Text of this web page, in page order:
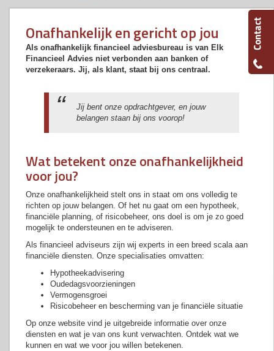
Onafhankelijk en gericht op jou
Als onafhankelijk financieel adviesbureau is van Elk
Financieel Advies niet verbonden aan banken of
verzekeraars. Jij, als klant, staat bij ons centraal.
Jij bent onze opdrachtgever, en jouw
belangen staan bij ons voorop!
Wat betekent onze onafhankelijkheid
voor jou?
Onze onafhankelijkheid stelt ons in staat om ons volledig te
richten op jouw belangen. Of het nu gaat om een hypotheek,
financiële planning, of risicobeheer, ons doel is om je zo goed
mogelijk te ondersteunen en te adviseren.
Als financieel adviseurs zijn wij experts in een breed scala aan
financiële diensten. Onze specialisaties omvatten:
Hypotheekadvisering
Oudedagsvoorzieningen
Vermogensgroei
Risicobeheer en bescherming van je financiële situatie
Op onze website vind je uitgebreide informatie over onze
diensten en wat je van ons kunt verwachten. Ontdek wat we
kunnen en wat we voor jou willen betekenen.